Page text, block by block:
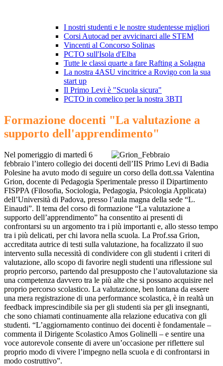
I nostri studenti e le nostre studentesse migliori
Corsi Autocad per avvicinarci alle STEM
Vincenti al Concorso Solinas
PCTO sull'Isola d'Elba
Tutte le classi quarte a fare Rafting a Solagna
La nostra 4ASU vincitrice a Rovigo con la sua
start up
Il Primo Levi è "Scuola sicura"
PCTO in comelico per la nostra 3BTI
Formazione docenti "La valutazione a
supporto dell'apprendimento"
Nel pomeriggio di martedì 6
febbraio l’intero collegio dei docenti dell’IIS Primo Levi di Badia
Polesine ha avuto modo di seguire un corso della dott.ssa Valentina
Grion, docente di Pedagogia Sperimentale presso il Dipartimento
FISPPA (Filosofia, Sociologia, Pedagogia, Psicologia Applicata)
dell’Università di Padova, presso l’aula magna della sede “L.
Einaudi”. Il tema del corso di formazione “La valutazione a
supporto dell’apprendimento” ha consentito ai presenti di
confrontarsi su un argomento tra i più importanti e, allo stesso tempo
tra i più delicati, per chi lavora nella scuola. La Prof.ssa Grion,
accreditata autrice di testi sulla valutazione, ha focalizzato il suo
intervento sulla necessità di condividere con gli studenti i criteri di
valutazione, allo scopo di favorire negli studenti una riflessione sul
proprio percorso, partendo dal presupposto che l’autovalutazione sia
una competenza davvero tra le più alte che si possano acquisire nel
proprio percorso scolastico. La valutazione, ben lontana da essere
una mera registrazione di una performance scolastica, è in realtà un
feedback imprescindibile sia per gli studenti sia per gli insegnanti,
che sono chiamati continuamente alla relazione educativa con gli
studenti. “L’aggiornamento continuo dei docenti è fondamentale –
commenta il Dirigente Scolastico Amos Golinelli – e sentire una
voce autorevole consente di avere un’occasione per riflettere sul
proprio modo di vivere l’impegno nella scuola e di confrontarsi in
modo costruttivo”.